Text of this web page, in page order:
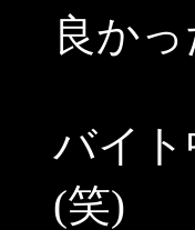
良かっ
バイ
(笑)